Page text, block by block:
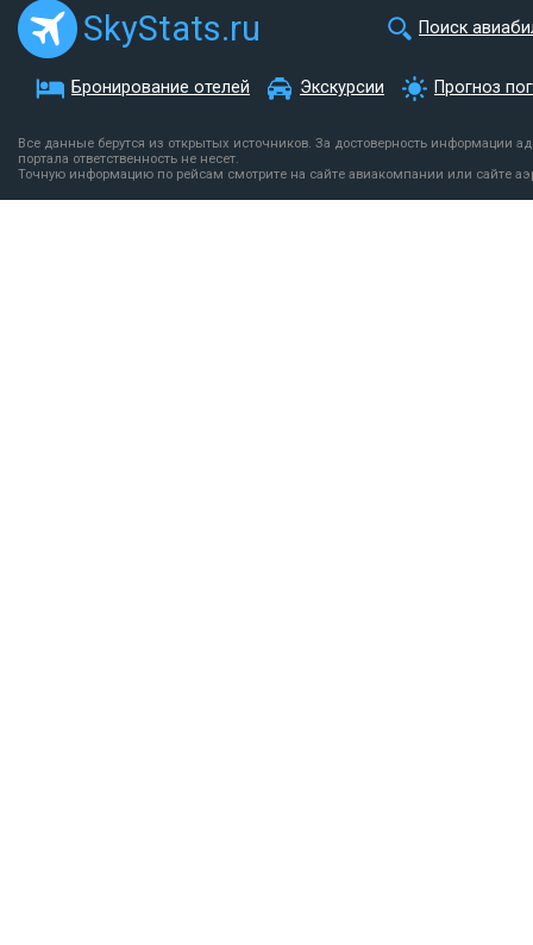
SkyStats.ru Поиск
Бронирование отелей Экскурсии Прогноз
Все данные берутся из открытых источников. За достоверность информации
портала ответственность не несет.
Точную информацию по рейсам смотрите на сайте авиакомпании или сайте